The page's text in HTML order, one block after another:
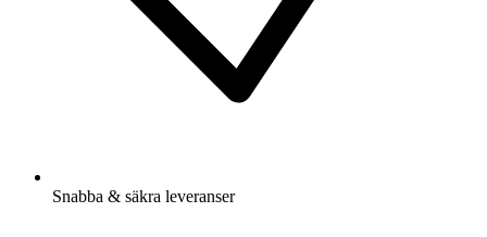
Snabba & säkra leveranser